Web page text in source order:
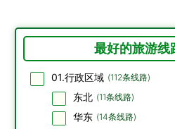
最好的旅游线
01.行政区域 (112条线路)
东北 (11条线路)
华东 (14条线路)